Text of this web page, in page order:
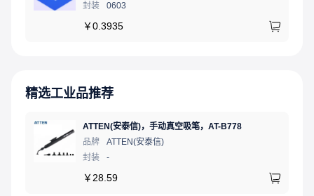
封装
0603
￥0.3935
精选工业品推荐
ATTEN(安泰信)，手动真空吸笔，AT-B778
品牌
ATTEN(安泰信)
封装
-
￥ 28.59